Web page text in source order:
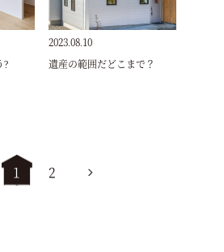
?
2023.08.10
遺産の範囲だどこまで？
1 2